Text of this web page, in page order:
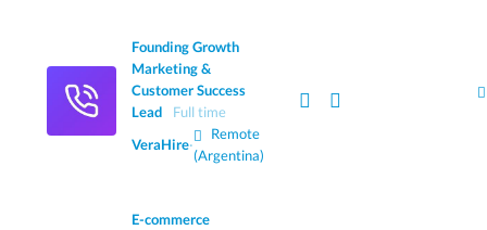
Founding Growth
Marketing &
Customer Success
Lead
Full time
VeraHire·
Remote
(Argentina)
E-commerce